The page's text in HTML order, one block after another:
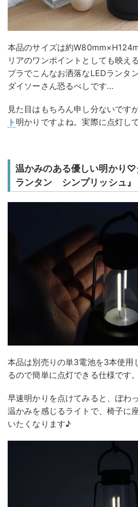
本品のサイズは約
リアのワンポイントとしても映え
プラでこんなお洒落なLEDランタ
ダイソーさん恐るべしです…
見た目はもちろん申し分ないです
ト 明かりですよね。実際に点灯し
温かみのある優しい明かり♡
ランタン シンプリッシュ』
本品は別売りの単3電池を3本使用
るので簡単に点灯できる仕様です。
早速明かりを点けてみると、ぼわ
温かみを感じるライトで、椅子に
いたくなります♪